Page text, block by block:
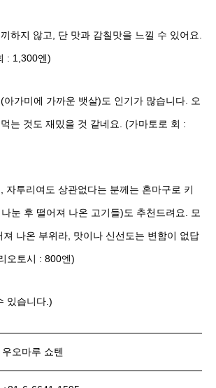
하지 않고, 단 맛과 감칠맛을 느낄 수 있어요.
: 1,300엔)
아가미에 가까운 뱃살)도 인기가 많습니다. 오
는 것도 재밌을 것 같네요. (가마토로 회 :
자투리여도 상관없다는 분께는 혼마구로 키
눈 후 떨어져 나온 고기들)도 추천드려요. 모
져 나온 부위라, 맛이나 신선도는 변함이 없답
오토시 : 800엔)
있습니다.)
우오마루 쇼텐